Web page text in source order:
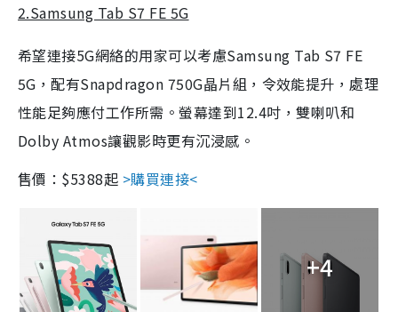
2.Samsung Tab S7 FE 5G
希望連接5G網絡的用家可以考慮Samsung Tab S7 FE
5G，配有Snapdragon 750G晶片組，令效能提升，處理
性能足夠應付工作所需。螢幕達到12.4吋，雙喇叭和
Dolby Atmos讓觀影時更有沉浸感。
售價：$5388起 >購買連接<
+4